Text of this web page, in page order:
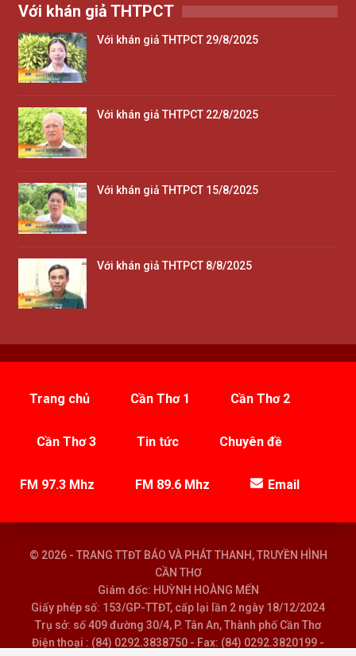
Với khán giả THTPCT
Với khán giả THTPCT 29/8/2025
Với khán giả THTPCT 22/8/2025
Với khán giả THTPCT 15/8/2025
Với khán giả THTPCT 8/8/2025
Trang chủ Cần Thơ 1 Cần Thơ 2
Cần Thơ 3 Tin tức Chuyên đề
FM 97.3 Mhz FM 89.6 Mhz Email
© 2026 - TRANG TTĐT BÁO VÀ PHÁT THANH, TRUYỀN HÌNH
CẦN THƠ
Giám đốc: HUỲNH HOÀNG MẾN
Giấy phép số: 153/GP-TTĐT, cấp lại lần 2 ngày 18/12/2024
Trụ sở: số 409 đường 30/4, P. Tân An, Thành phố Cần Thơ
Điện thoại : (84) 0292.3838750 - Fax: (84) 0292.3820199 -